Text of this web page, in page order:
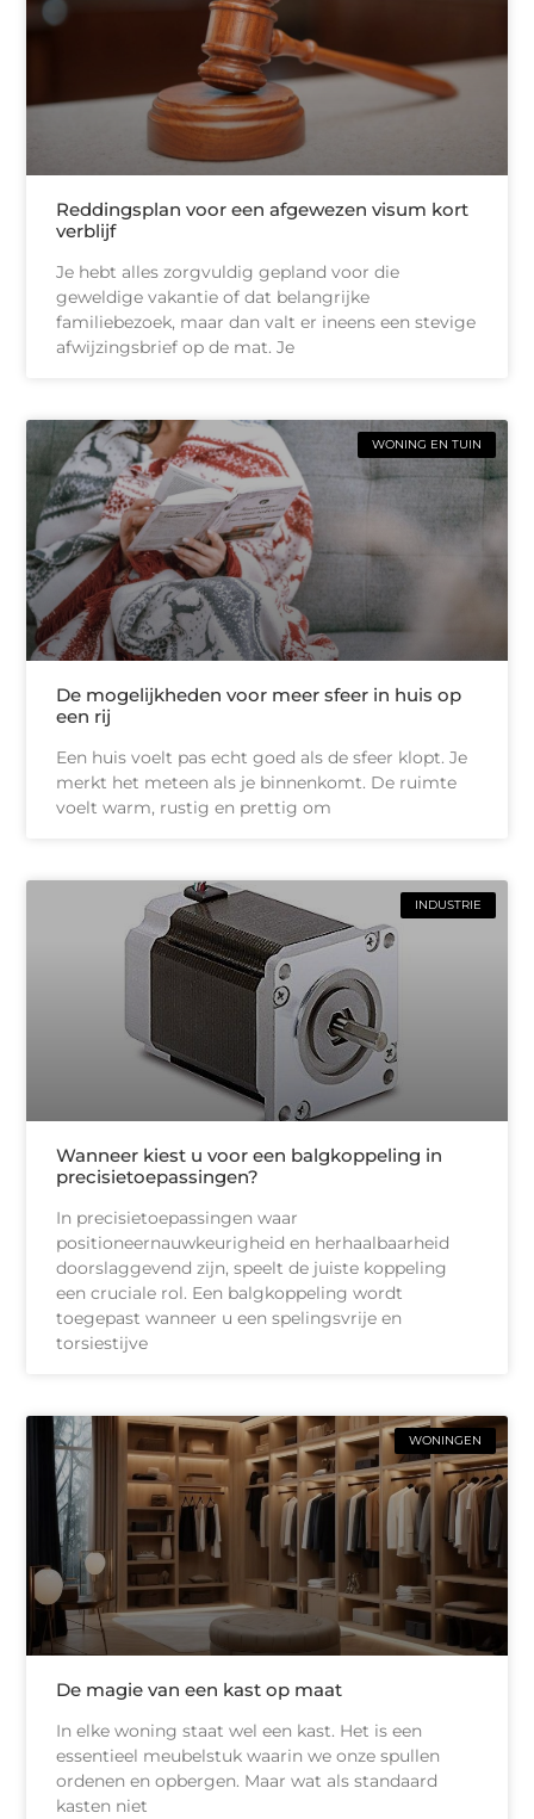
Reddingsplan voor een afgewezen visum kort
verblijf
Je hebt alles zorgvuldig gepland voor die
geweldige vakantie of dat belangrijke
familiebezoek, maar dan valt er ineens een stevige
afwijzingsbrief op de mat. Je
WONING EN TUIN
De mogelijkheden voor meer sfeer in huis op
een rij
Een huis voelt pas echt goed als de sfeer klopt. Je
merkt het meteen als je binnenkomt. De ruimte
voelt warm, rustig en prettig om
INDUSTRIE
Wanneer kiest u voor een balgkoppeling in
precisietoepassingen?
In precisietoepassingen waar
positioneernauwkeurigheid en herhaalbaarheid
doorslaggevend zijn, speelt de juiste koppeling
een cruciale rol. Een balgkoppeling wordt
toegepast wanneer u een spelingsvrije en
torsiestijve
WONINGEN
De magie van een kast op maat
In elke woning staat wel een kast. Het is een
essentieel meubelstuk waarin we onze spullen
ordenen en opbergen. Maar wat als standaard
kasten niet